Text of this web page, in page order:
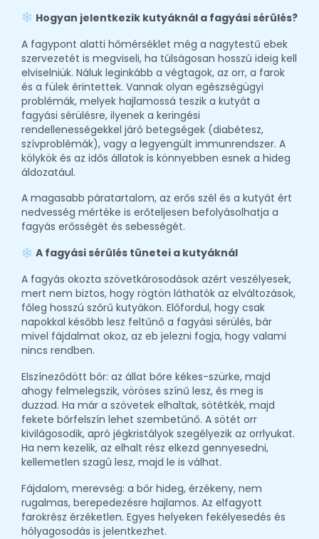
Hogyan jelentkezik kutyáknál a fagyási sérülés?
A fagypont alatti hőmérséklet még a nagytestű ebek
szervezetét is megviseli, ha túlságosan hosszú ideig kell
elviselniük. Náluk leginkább a végtagok, az orr, a farok
és a fülek érintettek. Vannak olyan egészségügyi
problémák, melyek hajlamossá teszik a kutyát a
fagyási sérülésre, ilyenek a keringési
rendellenességekkel járó betegségek (diabétesz,
szívproblémák), vagy a legyengült immunrendszer. A
kölykök és az idős állatok is könnyebben esnek a hideg
áldozatául.
A magasabb páratartalom, az erős szél és a kutyát ért
nedvesség mértéke is erőteljesen befolyásolhatja a
fagyás erősségét és sebességét.
A fagyási sérülés tünetei a kutyáknál
A fagyás okozta szövetkárosodások azért veszélyesek,
mert nem biztos, hogy rögtön láthatók az elváltozások,
főleg hosszú szőrű kutyákon. Előfordul, hogy csak
napokkal később lesz feltűnő a fagyási sérülés, bár
mivel fájdalmat okoz, az eb jelezni fogja, hogy valami
nincs rendben.
Elszíneződött bőr: az állat bőre kékes-szürke, majd
ahogy felmelegszik, vöröses színű lesz, és meg is
duzzad. Ha már a szövetek elhaltak, sötétkék, majd
fekete bőrfelszín lehet szembetűnő. A sötét orr
kivilágosodik, apró jégkristályok szegélyezik az orrlyukat.
Ha nem kezelik, az elhalt rész elkezd gennyesedni,
kellemetlen szagú lesz, majd le is válhat.
Fájdalom, merevség: a bőr hideg, érzékeny, nem
rugalmas, berepedezésre hajlamos. Az elfagyott
farokrész érzéketlen. Egyes helyeken fekélyesedés és
hólyagosodás is jelentkezhet.